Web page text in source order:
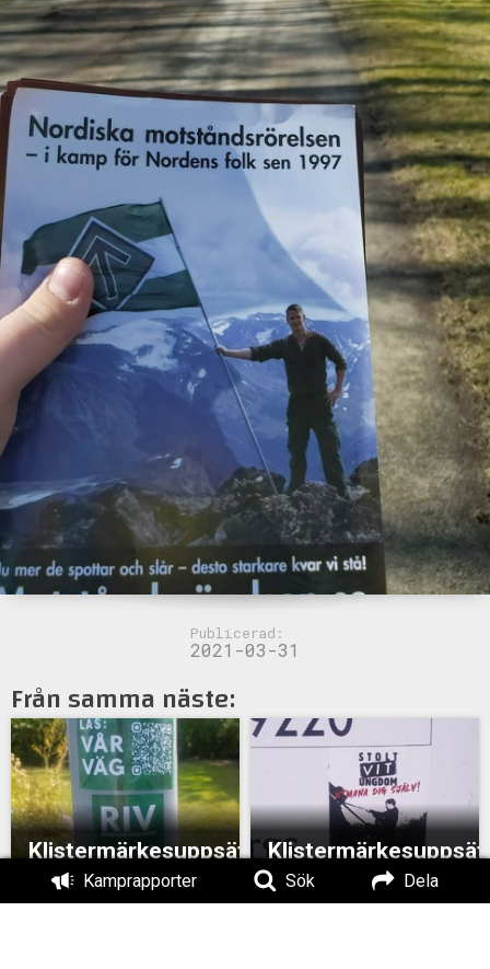
Kamprapporter Sök Dela
Publicerad:
2021-03-31
Från samma näste:
Klistermärkesuppsättning
i Göteborg
i Göteborg